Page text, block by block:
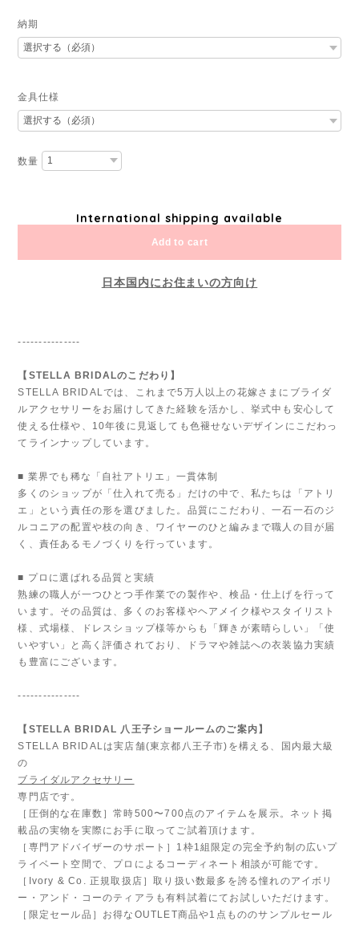
納期
金具仕様
数量
International shipping available
Add to cart
日本国内にお住まいの方向け
---------------
【STELLA BRIDALのこだわり】
STELLA BRIDALでは、これまで5万人以上の花嫁さまにブライダ
ルアクセサリーをお届けしてきた経験を活かし、挙式中も安心して
使える仕様や、10年後に見返しても色褪せないデザインにこだわっ
てラインナップしています。
■ 業界でも稀な「自社アトリエ」一貫体制
多くのショップが「仕入れて売る」だけの中で、私たちは「アトリ
エ」という責任の形を選びました。品質にこだわり、一石一石のジ
ルコニアの配置や枝の向き、ワイヤーのひと編みまで職人の目が届
く、責任あるモノづくりを行っています。
■ プロに選ばれる品質と実績
熟練の職人が一つひとつ手作業での製作や、検品・仕上げを行って
います。その品質は、多くのお客様やヘアメイク様やスタイリスト
様、式場様、ドレスショップ様等からも「輝きが素晴らしい」「使
いやすい」と高く評価されており、ドラマや雑誌への衣装協力実績
も豊富にございます。
---------------
【STELLA BRIDAL 八王子ショールームのご案内】
STELLA BRIDALは実店舗(東京都八王子市)を構える、国内最大級
の
ブライダルアクセサリー
専門店です。
［圧倒的な在庫数］常時500〜700点のアイテムを展示。ネット掲
載品の実物を実際にお手に取ってご試着頂けます。
［専門アドバイザーのサポート］1枠1組限定の完全予約制の広いプ
ライベート空間で、プロによるコーディネート相談が可能です。
［Ivory & Co. 正規取扱店］取り扱い数最多を誇る憧れのアイボリ
ー・アンド・コーのティアラも有料試着にてお試しいただけます。
［限定セール品］お得なOUTLET商品や1点もののサンプルセール